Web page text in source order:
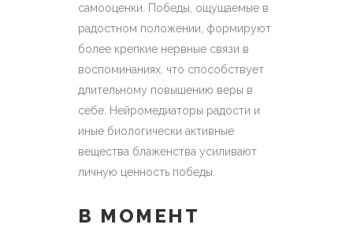
самооценки. Победы, ощущаемые в
радостном положении, формируют
более крепкие нервные связи в
воспоминаниях, что способствует
длительному повышению веры в
себе. Нейромедиаторы радости и
иные биологически активные
вещества блаженства усиливают
личную ценность победы.
В МОМЕНТ